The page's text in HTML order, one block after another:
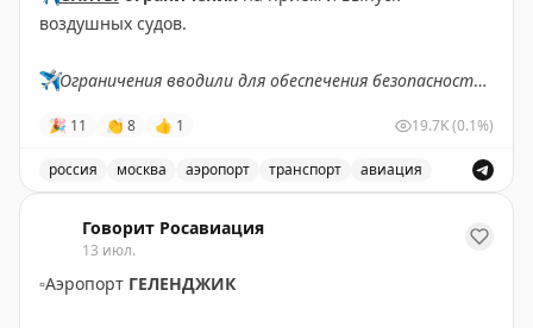
воздушных судов.
✈️Ограничения вводили для обеспечения безопасности
✈️ Говорит Росавиация| MAX
🎉 11 👏 8 👍 1 19.7K(0.1%)
россия москва аэропорт транспорт авиация
Говорит Росавиация
13 июл.
▫️Аэропорт ГЕЛЕНДЖИК